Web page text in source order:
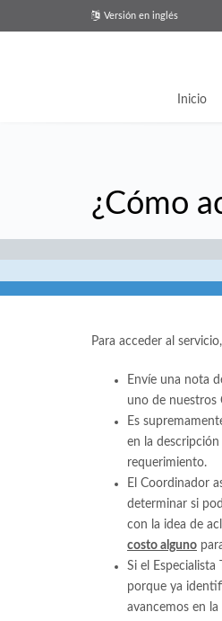
Versión en inglés
Inicio
¿Cómo
Para acceder al
Envíe una nota
uno de nuestros
Es
en la
requerimiento.
El Coordinador
determinar si
con la idea de
costo alguno
Si el
porque ya
avancemos en la